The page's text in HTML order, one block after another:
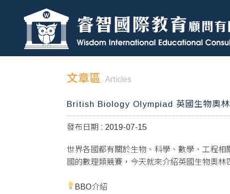
文章區 Articles
British Biology Olympiad 英國生物奧林
發布日期 : 2019-07-15
世界各國都有關於生物、科學、數學、工程
國的數理類競賽，今天就來介紹英國生物奧林
BBO介紹